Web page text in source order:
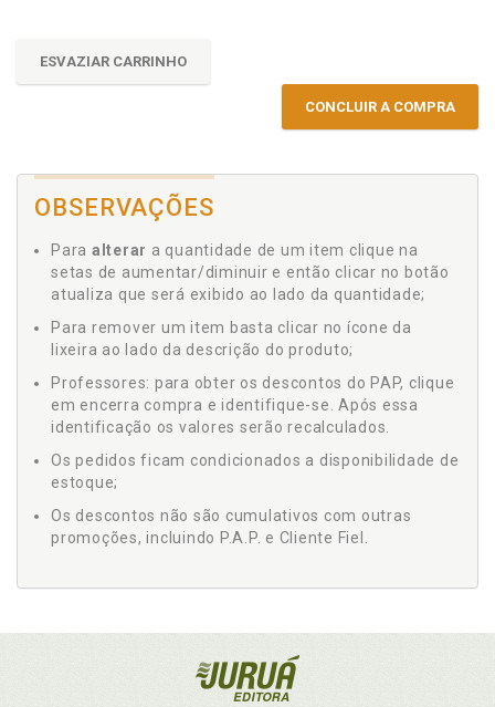
ESVAZIAR CARRINHO
CONCLUIR A COMPRA
OBSERVAÇÕES
Para alterar a quantidade de um item clique na
setas de aumentar/diminuir e então clicar no botão
atualiza que será exibido ao lado da quantidade;
Para remover um item basta clicar no ícone da
lixeira ao lado da descrição do produto;
Professores: para obter os descontos do PAP, clique
em encerra compra e identifique-se. Após essa
identificação os valores serão recalculados.
Os pedidos ficam condicionados a disponibilidade de
estoque;
Os descontos não são cumulativos com outras
promoções, incluindo P.A.P. e Cliente Fiel.